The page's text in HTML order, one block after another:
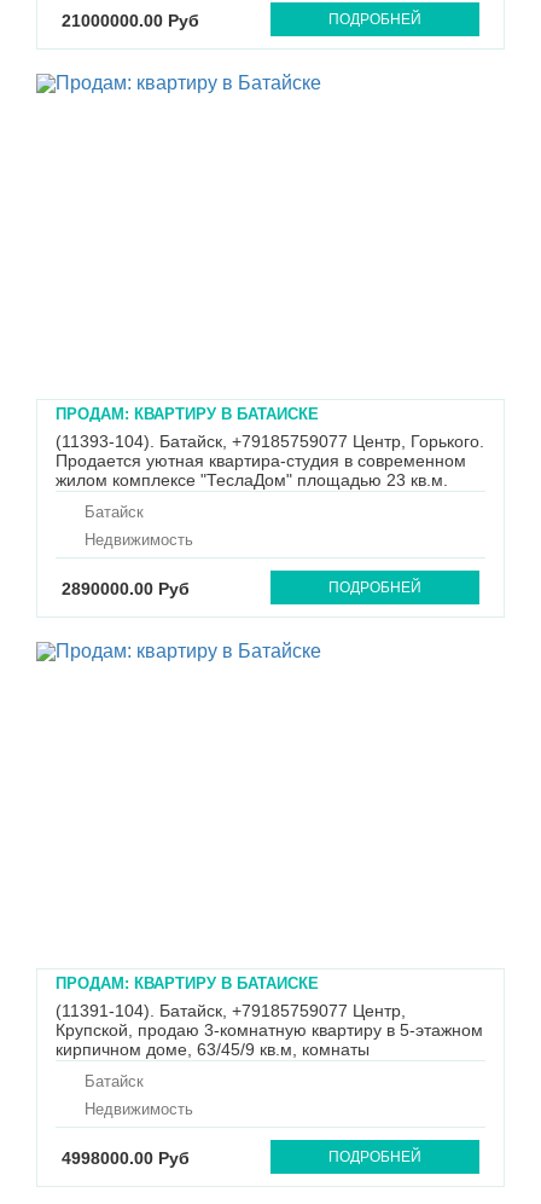
21000000.00 Руб ПОДРОБНЕЙ
ПРОДАМ: КВАРТИРУ В БАТАЙСКЕ
(11393-104). Батайск, +79185759077 Центр, Горького.
Продается уютная квартира-студия в современном
жилом комплексе "ТеслаДом" площадью 23 кв.м.
готова для воплощения ваших идей. Полы уложены
ламинатом, выполнена электропроводка, а санузел
оформлен плиткой...
Батайск
2890000.00 Руб
Недвижимость
ПОДРОБНЕЙ
ПРОДАМ: КВАРТИРУ В БАТАЙСКЕ
(11391-104). Батайск, +79185759077 Центр,
Крупской, продаю 3-комнатную квартиру в 5-этажном
кирпичном доме, 63/45/9 кв.м, комнаты
балкон и лоджия застекленные, требуется ремонт.
Рядом школа, детский сад, магазины, рынок, вокзал.
Звоните +79289609392, ...
Батайск
4998000.00 Руб
Недвижимость
ПОДРОБНЕЙ